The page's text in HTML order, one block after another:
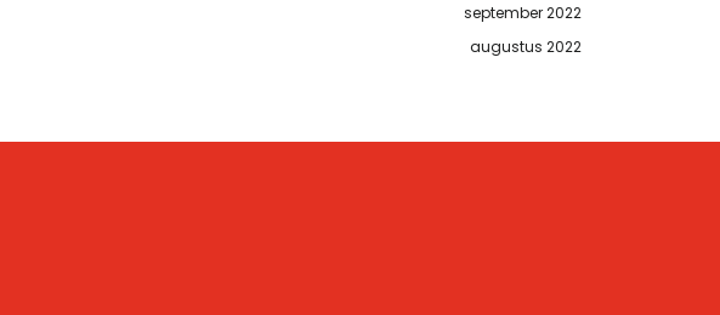
september 2022
augustus 2022